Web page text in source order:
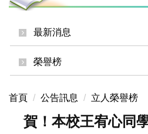
最新消息
榮譽榜
首頁 公告訊息 立人榮譽榜
賀！本校王宥心同